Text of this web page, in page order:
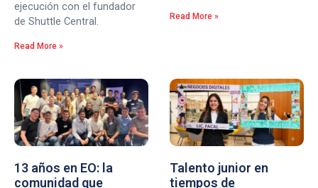
ejecución con el fundador
de Shuttle Central.
Read More »
Read More »
13 años en EO: la
comunidad que
Talento junior en
tiempos de